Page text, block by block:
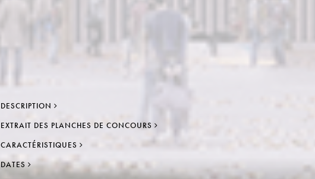
DESCRIPTION
EXTRAIT DES PLANCHES DE CONCOURS
CARACTÉRISTIQUES
DATES